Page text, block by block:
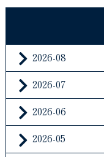
2026-08
2026-07
2026-06
2026-05